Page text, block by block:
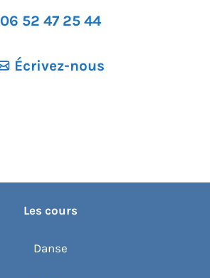
06 52 47 25 44
Écrivez-nous
Les cours
Danse